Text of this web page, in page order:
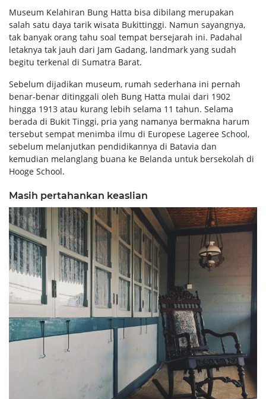
Museum Kelahiran Bung Hatta bisa dibilang merupakan
salah satu daya tarik wisata Bukittinggi. Namun sayangnya,
tak banyak orang tahu soal tempat bersejarah ini. Padahal
letaknya tak jauh dari Jam Gadang, landmark yang sudah
begitu terkenal di Sumatra Barat.
Sebelum dijadikan museum, rumah sederhana ini pernah
benar-benar ditinggali oleh Bung Hatta mulai dari 1902
hingga 1913 atau kurang lebih selama 11 tahun. Selama
berada di Bukit Tinggi, pria yang namanya bermakna harum
tersebut sempat menimba ilmu di Europese Lageree School,
sebelum melanjutkan pendidikannya di Batavia dan
kemudian melanglang buana ke Belanda untuk bersekolah di
Hooge School.
Masih pertahankan keaslian